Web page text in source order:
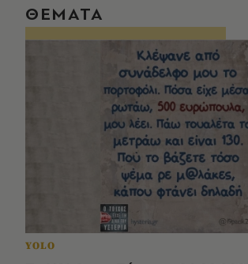
ΘΕΜΑΤΑ
YOLO